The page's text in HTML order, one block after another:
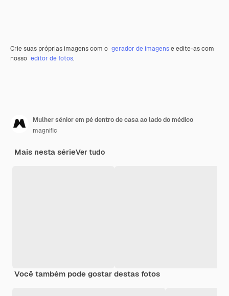
Crie suas próprias imagens com o gerador de imagense edite-as com
nosso editor de fotos.
Mulher sênior em pé dentro de casa ao lado do médico
magnific
Mais nesta sérieVer tudo
Você também pode gostar destas fotos